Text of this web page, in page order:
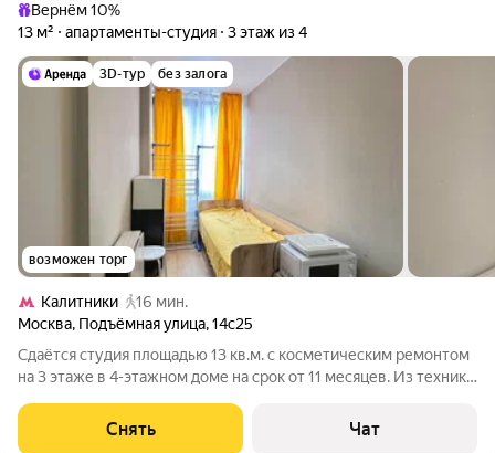
Вернём 10%
13 м²
апартаменты-студия 3 этаж из 4
3D-тур без залога
возможен торг
Калитники
16 мин.
Москва, Подъёмная улица,14с25
Сдаётся студия площадью 13 кв.м. с косметическим ремонтом
на 3 этаже в 4-этажном доме на срок от 11 месяцев. Из техники
панельный, окна выходят во двор. Коммунальные услуги по
счетчикам
Снять Чат